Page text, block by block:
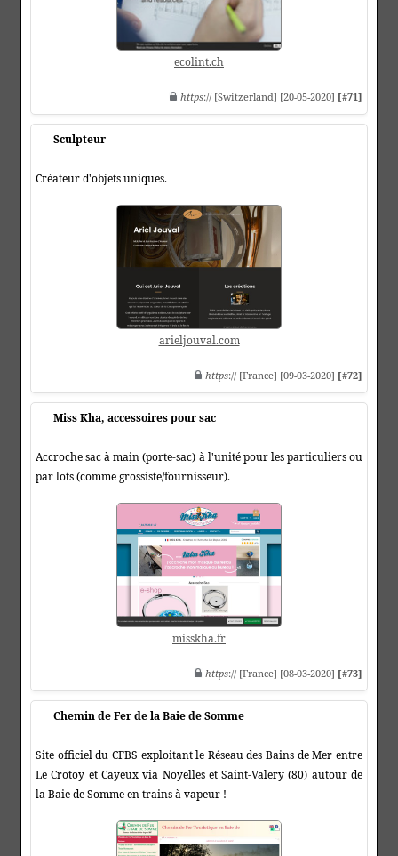
ecolint.ch
https:// [Switzerland] [20-05-2020] [#71]
Sculpteur
Créateur d'objets uniques.
arieljouval.com
https:// [France] [09-03-2020] [#72]
Miss Kha, accessoires pour sac
Accroche sac à main (porte-sac) à l'unité pour les particuliers ou
par lots (comme grossiste/fournisseur).
misskha.fr
https:// [France] [08-03-2020] [#73]
Chemin de Fer de la Baie de Somme
Site officiel du CFBS exploitant le Réseau des Bains de Mer entre
Le Crotoy et Cayeux via Noyelles et Saint-Valery (80) autour de
la Baie de Somme en trains à vapeur !